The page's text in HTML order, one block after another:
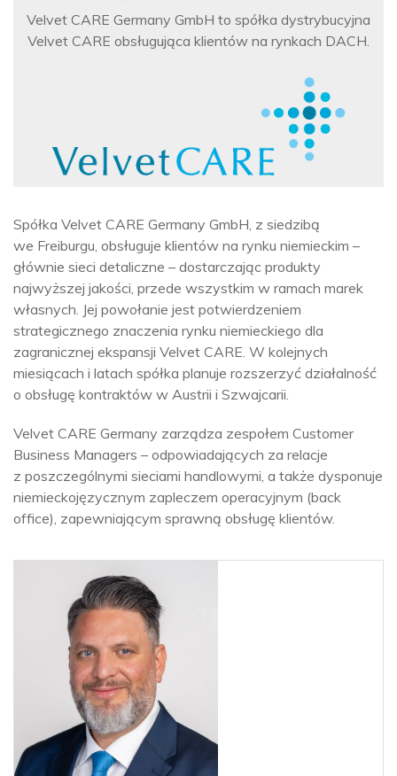
Velvet CARE Germany GmbH to spółka dystrybucyjna
Velvet CARE obsługująca klientów na rynkach DACH.
Spółka Velvet CARE Germany GmbH, z siedzibą
we Freiburgu, obsługuje klientów na rynku niemieckim –
głównie sieci detaliczne – dostarczając produkty
najwyższej jakości, przede wszystkim w ramach marek
własnych. Jej powołanie jest potwierdzeniem
strategicznego znaczenia rynku niemieckiego dla
zagranicznej ekspansji Velvet CARE. W kolejnych
miesiącach i latach spółka planuje rozszerzyć działalność
o obsługę kontraktów w Austrii i Szwajcarii.
Velvet CARE Germany zarządza zespołem Customer
Business Managers – odpowiadających za relacje
z poszczególnymi sieciami handlowymi, a także dysponuje
niemieckojęzycznym zapleczem operacyjnym (back
office), zapewniającym sprawną obsługę klientów.